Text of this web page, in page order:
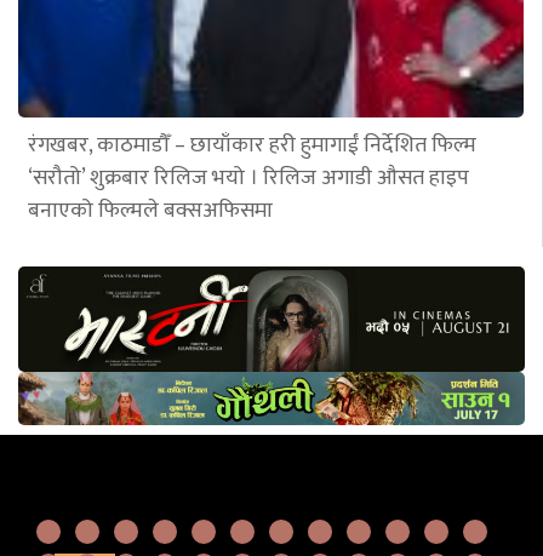
रंगखबर, काठमाडौँ – छायाँकार हरी हुमागाईं निर्देशित फिल्म
‘सरौतो’ शुक्रबार रिलिज भयो । रिलिज अगाडी औसत हाइप
बनाएको फिल्मले बक्सअफिसमा